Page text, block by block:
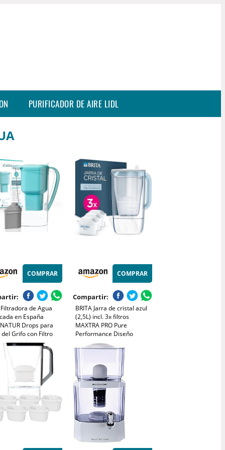
PURIFICADOR DE AIRE LIDL
COMPRAR
de Agua
en España
Drops para
del Grifo con Filtro
Clinoptilolita pH 9
1.4 Litros
Hidrogena Ioniza y
Magnesio Elimina
COMPRAR
Compartir:
BRITA Jarra de cristal azul
(2,5L) incl. 3x filtros
MAXTRA PRO Pure
Performance Diseño
premium con tapa abatible
de fácil llenado e indicador,
que reduce la cal, el cloro y
las impurezas